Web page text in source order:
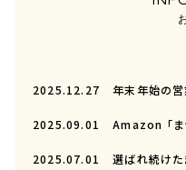
2025.12.27 年末年始の
2025.09.01 Amazon 「まつげ美容
2025.07.01 選ばれ続けた